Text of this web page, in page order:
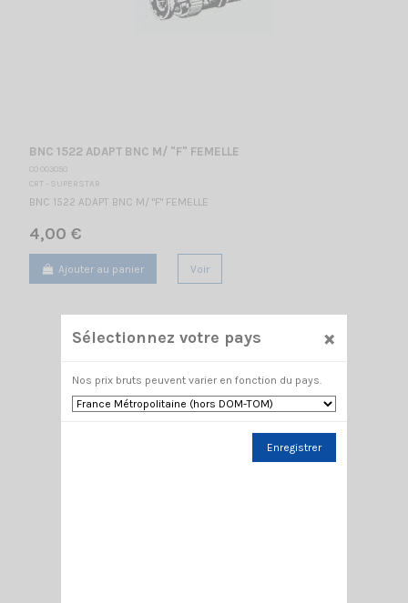
BNC 1522 ADAPT BNC M/ "F" FEMELLE
CO 003050
CRT - SUPERSTAR
BNC 1522 ADAPT BNC M/ "F" FEMELLE
4,00 €
Ajouter au panier Voir
Sélectionnez votre pays ×
Nos prix bruts peuvent varier en fonction du pays.
Enregistrer